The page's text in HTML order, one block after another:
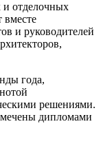
и отделочных
вместе
и руководителей
года,
решениями.
дипломами